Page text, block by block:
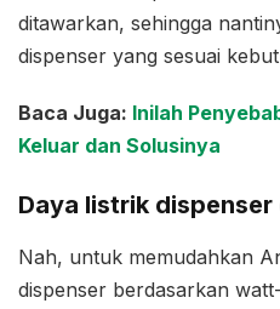
ditawarkan, sehingga
dispenser yang sesuai
Baca Juga: Inilah
Keluar dan Solusinya
Daya listrik
Nah, untuk memudahkan
dispenser berdasarkan